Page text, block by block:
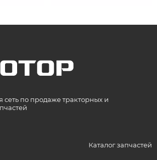
сеть по продаже тракторных и
Каталог запчастей